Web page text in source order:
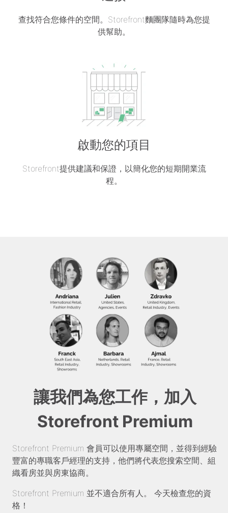
查找符合您條件的空間。Storefront麵團隊隨時為您提
供幫助。
啟動您的項目
Storefront提供建議和保證，以簡化您的短期開業流
程。
讓我們為您工作，加入
Storefront Premium
Storefront Premium 會員可以使用專屬空間，並得到經驗
豐富的專職客戶經理的支持，他們將代表您搜索空間、組
織看房並與房東協商。
Storefront Premium 並不適合所有人。 今天檢查您的資
格！